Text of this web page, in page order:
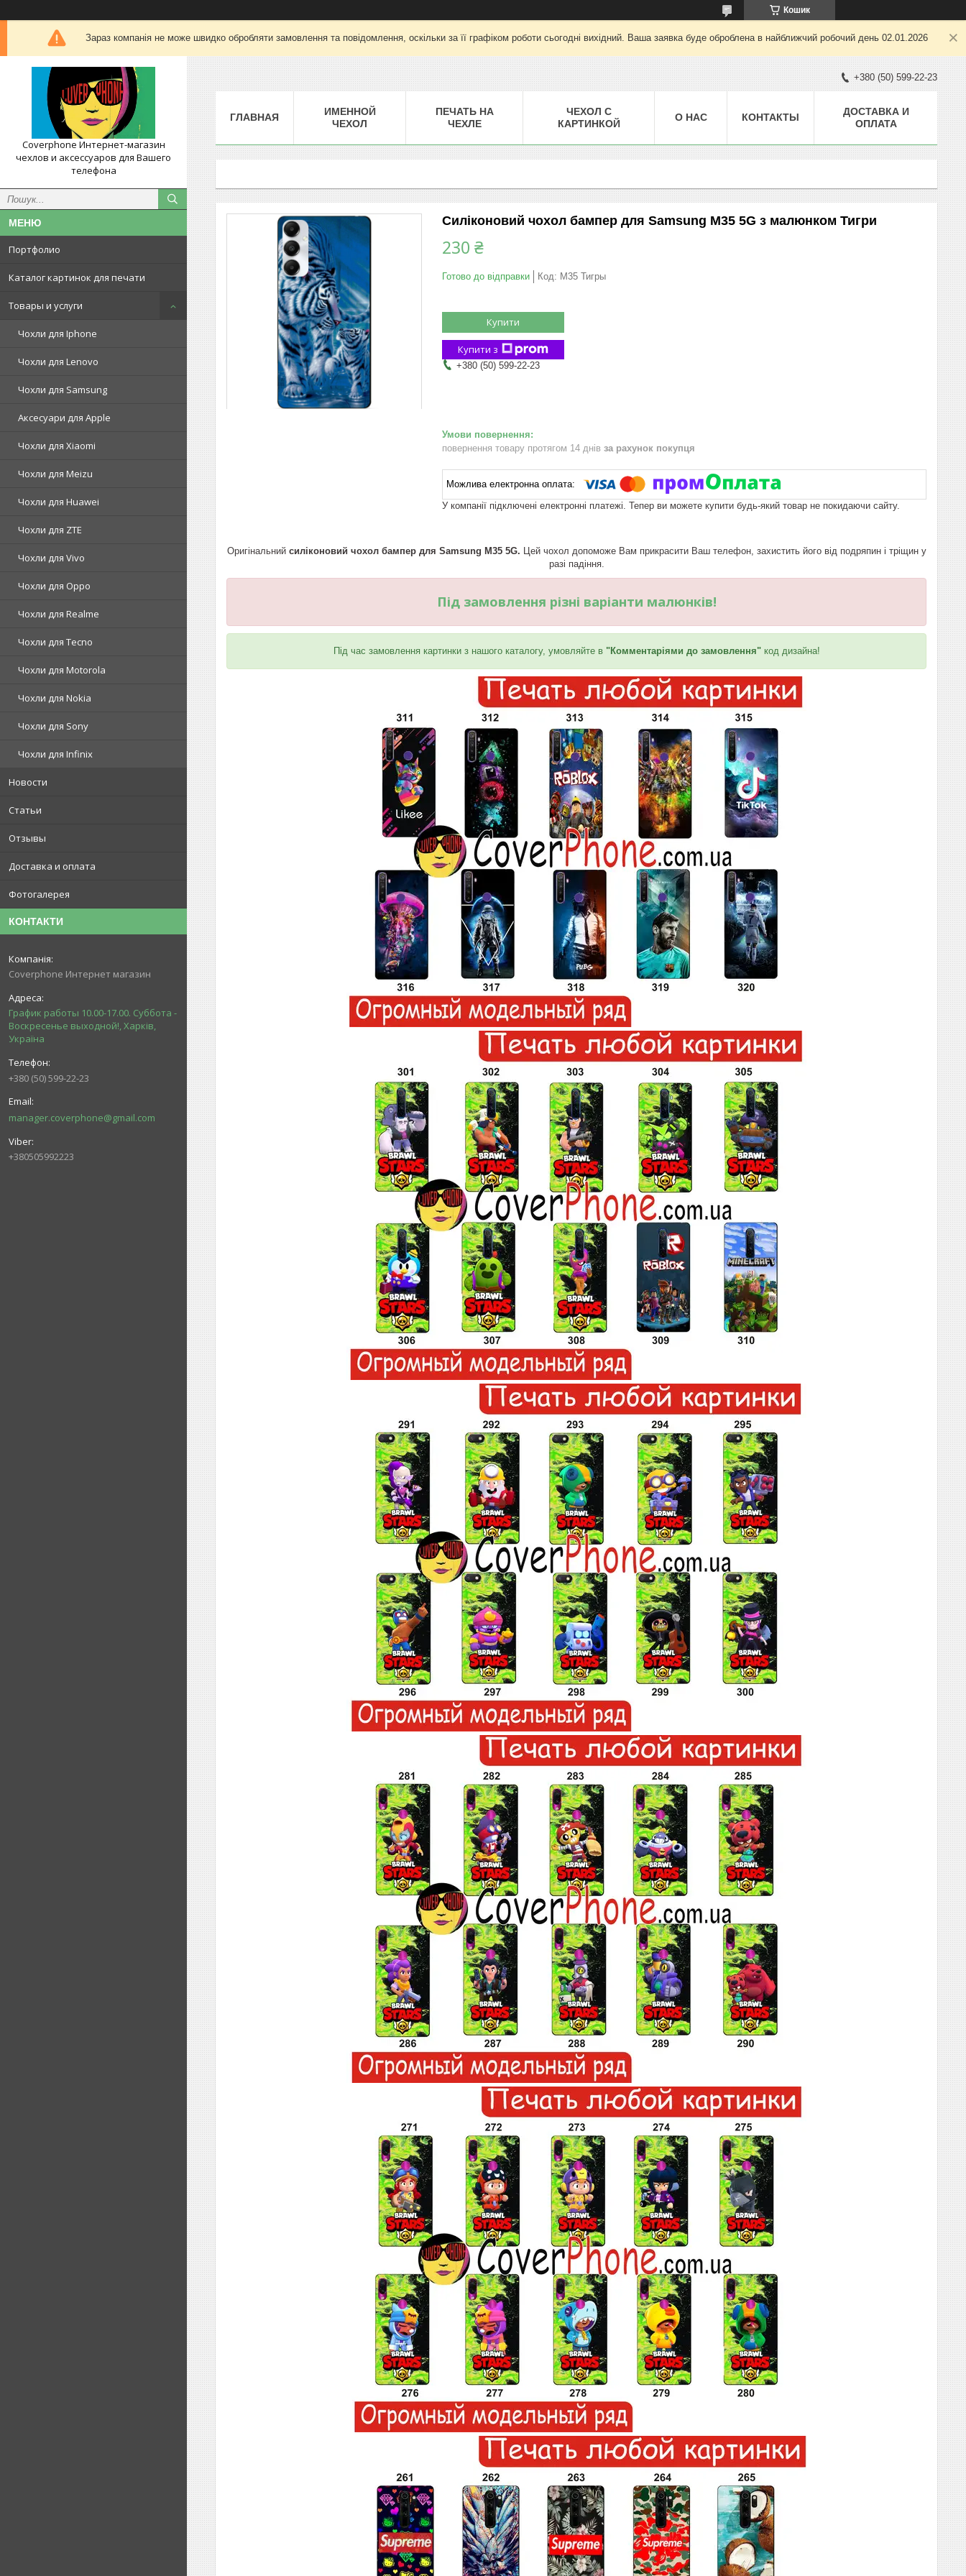
Кошик
Зараз компанія не може швидко обробляти замовлення та повідомлення, оскільки за її графіком роботи сьогодні вихідний. Ваша заявка буде оброблена в найближчий робочий день 02.01.2026
Coverphone Интернет-магазин
чехлов и аксессуаров для Вашего
телефона
Портфолио
Каталог картинок для печати
Товары и услуги
Чохли для Iphone
Чохли для Lenovo
Чохли для Samsung
Аксесуари для Apple
Чохли для Xiaomi
Чохли для Meizu
Чохли для Huawei
Чохли для ZTE
Чохли для Vivo
Чохли для Oppo
Чохли для Realme
Чохли для Tecno
Чохли для Motorola
Чохли для Nokia
Чохли для Sony
Чохли для Infinix
Новости
Статьи
Отзывы
Доставка и оплата
Фотогалерея
КОНТАКТИ
Coverphone Интернет магазин
График работы 10.00-17.00. Суббота -
Воскресенье выходной!, Харків,
Україна
+380 (50) 599-22-23
manager.coverphone@gmail.com
+380505992223
+380 (50) 599-22-23
ГЛАВНАЯ
ИМЕННОЙ
ЧЕХОЛ
ПЕЧАТЬ НА
ЧЕХЛЕ
ЧЕХОЛ С
КАРТИНКОЙ
О НАС КОНТАКТЫ
ДОСТАВКА И
ОПЛАТА
Силіконовий чохол бампер для Samsung M35 5G з малюнком Тигри
230 ₴
Готово до відправки Код: M35 Тигры
Купити
Купити з
+380 (50) 599-22-23
повернення товару протягом 14 днів за рахунок покупця
У компанії підключені електронні платежі. Тепер ви можете купити будь-який товар не покидаючи сайту.
Оригінальний силіконовий чохол бампер для Samsung M35 5G. Цей чохол допоможе Вам прикрасити Ваш телефон, захистить його від подряпин і тріщин у
разі падіння.
Під замовлення різні варіанти малюнків!
Під час замовлення картинки з нашого каталогу, умовляйте в "Комментаріями до замовлення"код дизайна!